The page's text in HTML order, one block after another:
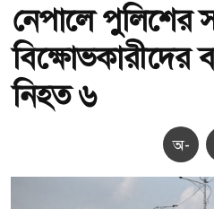
নেপালে পুলিশের
বিক্ষোভকারীদের
নিহত ৬
অ-